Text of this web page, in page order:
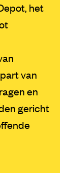
het
van
en
gericht